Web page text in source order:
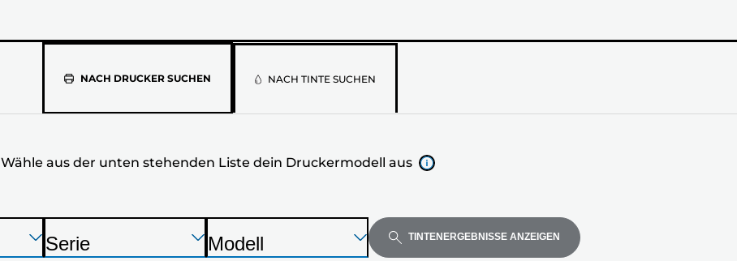
NACH DRUCKER SUCHEN
Wähle
aus
stehenden
Liste
NACH TINTE SUCHEN
Wähle aus der unten stehenden Liste dein Druckermodell aus
Drücken
Drücken
Serie
Drücken
Modell TINTENERGEBNISSE ANZEIGEN